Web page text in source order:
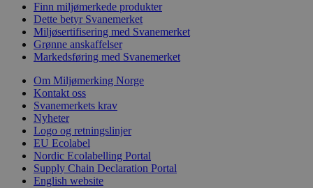
Finn miljømerkede produkter
Dette betyr Svanemerket
Miljøsertifisering med Svanemerket
Grønne anskaffelser
Markedsføring med Svanemerket
Om Miljømerking Norge
Kontakt oss
Svanemerkets krav
Nyheter
Logo og retningslinjer
EU Ecolabel
Nordic Ecolabelling Portal
Supply Chain Declaration Portal
English website